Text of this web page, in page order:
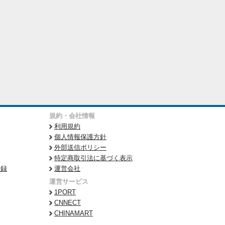
規約・会社情報
利用規約
個人情報保護方針
外部送信ポリシー
特定商取引法に基づく表示
運営会社
運営サービス
1PORT
CNNECT
CHINAMART